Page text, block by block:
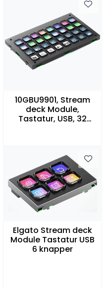
10GBU9901, Stream
deck Module,
Tastatur, USB, 32
Elgato Stream deck
Module Tastatur USB
6 knapper